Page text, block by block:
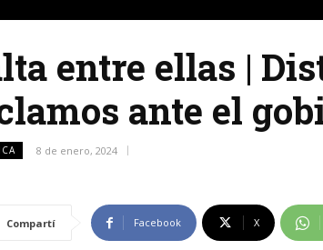
entre ellas |
ante el
8 de enero, 2024
Compartí Facebook X